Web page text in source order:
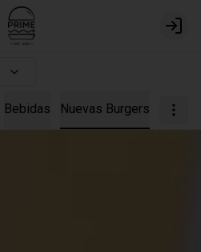
Login
Bebidas Nuevas Burgers